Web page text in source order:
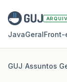
JavaGeral
GUJ/Assuntos